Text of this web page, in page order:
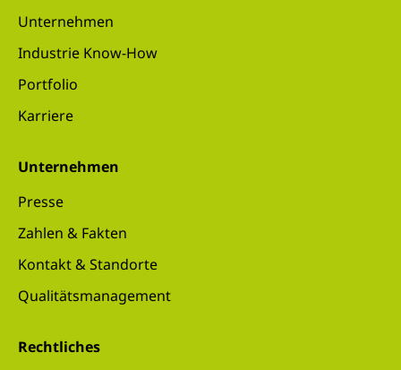
Unternehmen
Industrie Know-How
Portfolio
Karriere
Unternehmen
Presse
Zahlen & Fakten
Kontakt & Standorte
Qualitätsmanagement
Rechtliches